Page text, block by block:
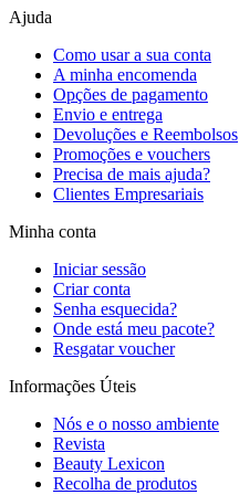
Ajuda
Como usar a sua conta
A minha encomenda
Opções de pagamento
Envio e entrega
Devoluções e Reembolsos
Promoções e vouchers
Precisa de mais ajuda?
Clientes Empresariais
Minha conta
Iniciar sessão
Criar conta
Senha esquecida?
Onde está meu pacote?
Resgatar voucher
Informações Úteis
Nós e o nosso ambiente
Revista
Beauty Lexicon
Recolha de produtos